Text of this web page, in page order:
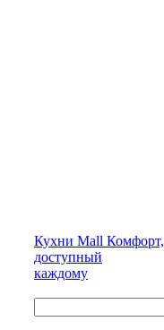
Кухни Mall Комфорт,
доступный
каждому